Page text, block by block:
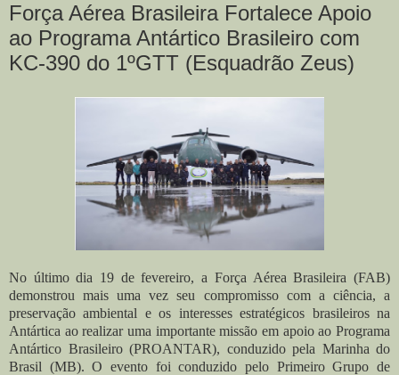
Força Aérea Brasileira Fortalece Apoio
ao Programa Antártico Brasileiro com
KC-390 do 1ºGTT (Esquadrão Zeus)
No último dia 19 de fevereiro, a Força Aérea Brasileira (FAB)
demonstrou mais uma vez seu compromisso com a ciência, a
preservação ambiental e os interesses estratégicos brasileiros na
Antártica ao realizar uma importante missão em apoio ao Programa
Antártico Brasileiro (PROANTAR), conduzido pela Marinha do
Brasil (MB). O evento foi conduzido pelo Primeiro Grupo de